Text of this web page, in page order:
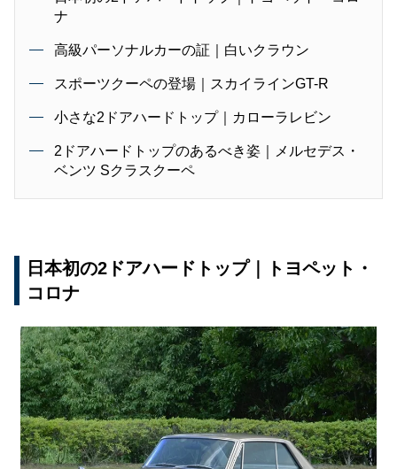
ナ
高級パーソナルカーの証｜白いクラウン
スポーツクーペの登場｜スカイラインGT-R
小さな2ドアハードトップ｜カローラレビン
2ドアハードトップのあるべき姿｜メルセデス・
ベンツ Sクラスクーペ
日本初の2ドアハードトップ｜トヨペット・
コロナ